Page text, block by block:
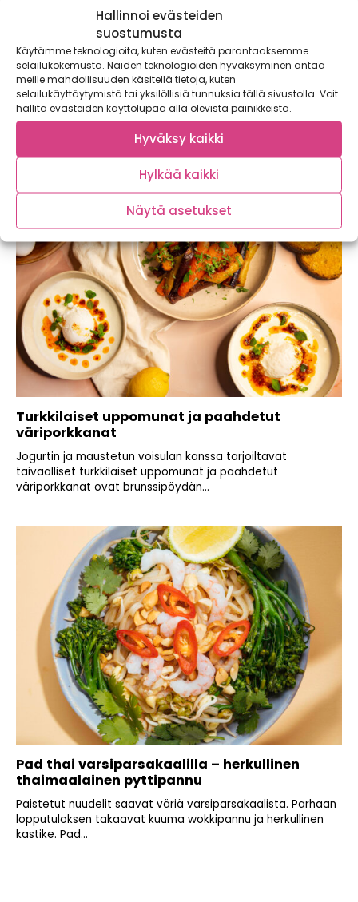
Hallinnoi evästeiden
suostumusta
Käytämme teknologioita, kuten evästeitä parantaaksemme
selailukokemusta. Näiden teknologioiden hyväksyminen antaa
meille mahdollisuuden käsitellä tietoja, kuten
selailukäyttäytymistä tai yksilöllisiä tunnuksia tällä sivustolla. Voit
hallita evästeiden käyttölupaa alla olevista painikkeista.
Hyväksy kaikki
Hylkää kaikki
Näytä asetukset
Chorizo-papukeitto – lämmittävä keitto
viileisiin iltoihin
Lämmittävä chorizo-papukeitto on perinteisen nakkikeiton
haastaja! Tämä soppa maistuu koko perheelle ja maksaa
Turkkilaiset uppomunat ja paahdetut
väriporkkanat
Jogurtin ja maustetun voisulan kanssa tarjoiltavat
taivaalliset turkkilaiset uppomunat ja paahdetut
väriporkkanat ovat brunssipöydän...
Pad thai varsiparsakaalilla – herkullinen
thaimaalainen pyttipannu
Paistetut nuudelit saavat väriä varsiparsakaalista. Parhaan
lopputuloksen takaavat kuuma wokkipannu ja herkullinen
kastike. Pad...